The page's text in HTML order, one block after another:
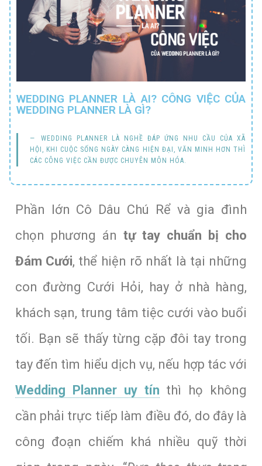
WEDDING PLANNER LÀ AI? CÔNG VIỆC CỦA
WEDDING PLANNER LÀ GÌ?
WEDDING PLANNER LÀ NGHỀ ĐÁP ỨNG NHU CẦU CỦA XÃ
HỘI, KHI CUỘC SỐNG NGÀY CÀNG HIỆN ĐẠI, VĂN MINH HƠN THÌ
CÁC CÔNG VIỆC CẦN ĐƯỢC CHUYÊN MÔN HÓA.
Phần lớn Cô Dâu Chú Rể và gia đình
chọn phương án tự tay chuẩn bị cho
Đám Cưới, thể hiện rõ nhất là tại những
con đường Cưới Hỏi, hay ở nhà hàng,
khách sạn, trung tâm tiệc cưới vào buổi
tối. Bạn sẽ thấy từng cặp đôi tay trong
tay đến tìm hiểu dịch vụ, nếu hợp tác với
Wedding Planner uy tín thì họ không
cần phải trực tiếp làm điều đó, do đây là
công đoạn chiếm khá nhiều quỹ thời